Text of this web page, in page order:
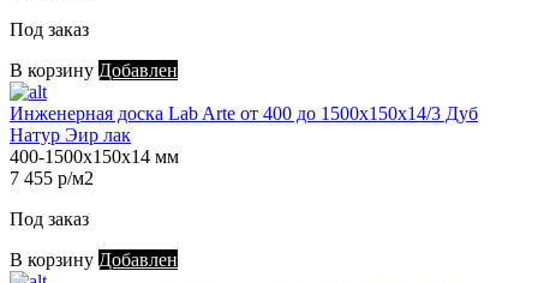
Под заказ
В корзину Добавлен
Инженерная доска Lab Arte от 400 до 1500х150х14/3 Дуб
Натур Эир лак
400-1500х150х14 мм
7 455 р/м2
Под заказ
В корзину Добавлен